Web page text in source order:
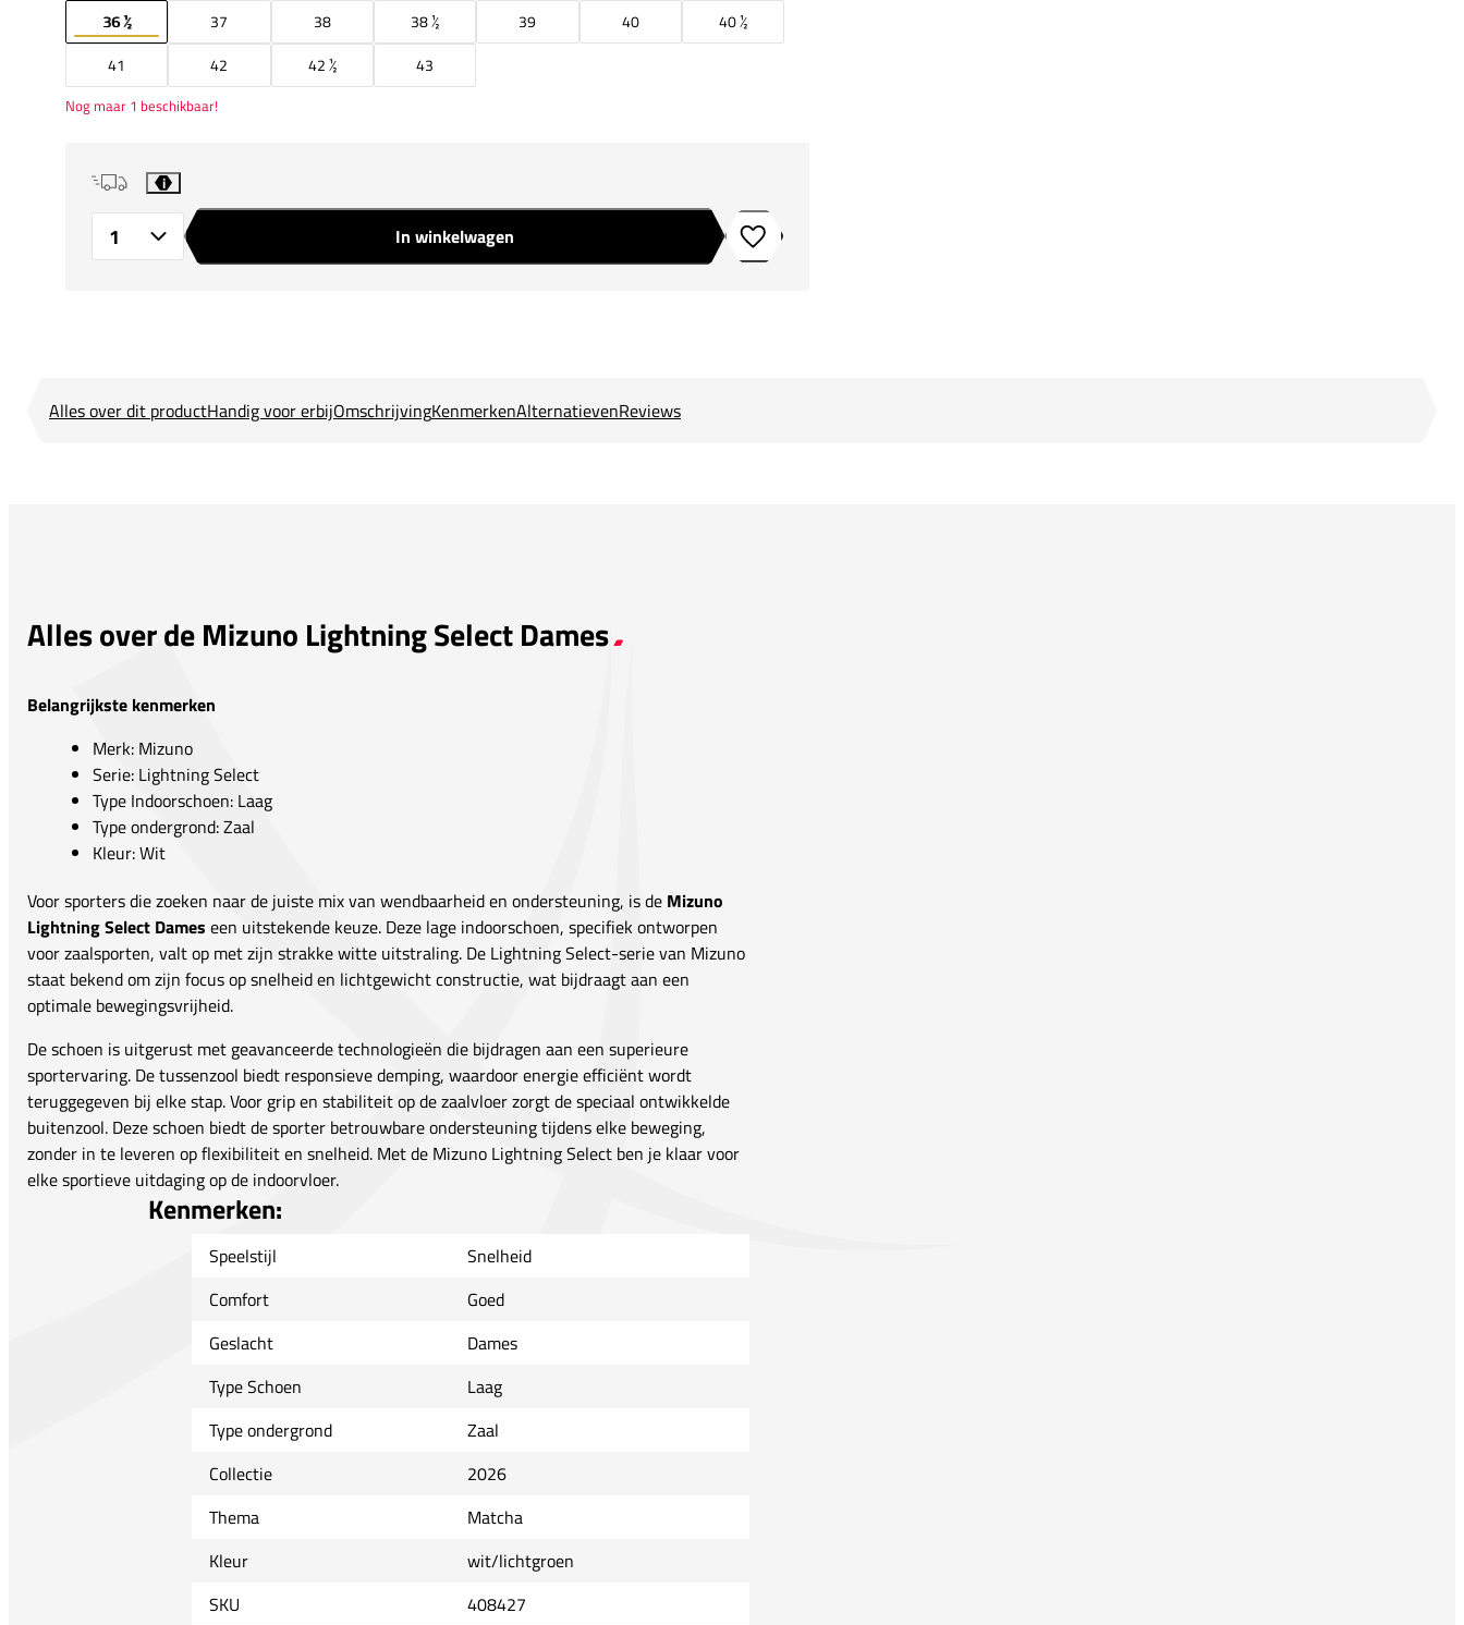
36 ½ 37 38 38 ½ 39 40
40 ½
41
42 42 ½ 43
Nog maar 1 beschikbaar!
i
In winkelwagen Toevoegen aan verlanglijstje
Alles over dit productHandig voor erbijOmschrijvingKenmerkenAlternatievenReviews
Alles over de Mizuno Lightning Select Dames
Belangrijkste kenmerken
Merk: Mizuno
Serie: Lightning Select
Type Indoorschoen: Laag
Type ondergrond: Zaal
Kleur: Wit
Voor sporters die zoeken naar de juiste mix van wendbaarheid en ondersteuning, is de Mizuno
Lightning Select Dames een uitstekende keuze. Deze lage indoorschoen, specifiek ontworpen
voor zaalsporten, valt op met zijn strakke witte uitstraling. De Lightning Select-serie van Mizuno
staat bekend om zijn focus op snelheid en lichtgewicht constructie, wat bijdraagt aan een
optimale bewegingsvrijheid.
De schoen is uitgerust met geavanceerde technologieën die bijdragen aan een superieure
sportervaring. De tussenzool biedt responsieve demping, waardoor energie efficiënt wordt
teruggegeven bij elke stap. Voor grip en stabiliteit op de zaalvloer zorgt de speciaal ontwikkelde
buitenzool. Deze schoen biedt de sporter betrouwbare ondersteuning tijdens elke beweging,
zonder in te leveren op flexibiliteit en snelheid. Met de Mizuno Lightning Select ben je klaar voor
elke sportieve uitdaging op de indoorvloer.
Kenmerken:
Speelstijl
Snelheid
Comfort
Goed
Geslacht
Dames
Type Schoen
Laag
Type ondergrond
Zaal
Collectie
2026
Thema
Matcha
Kleur
wit/lichtgroen
SKU
408427